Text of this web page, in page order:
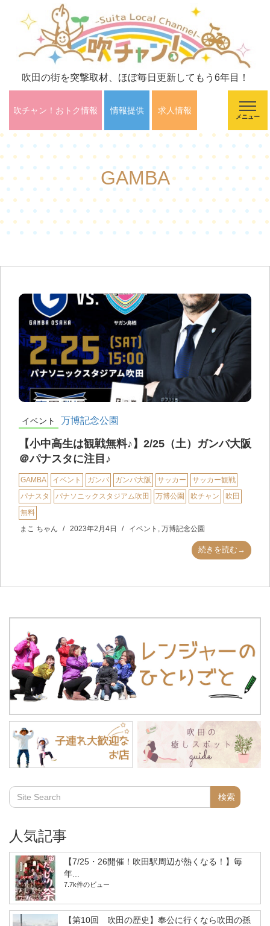
吹田の街を突撃取材、ほぼ毎日更新してもう6年目！
吹チャン！おトク情報 情報提供 求人情報
メニュー
GAMBA
イベント 万博記念公園
【小中高生は観戦無料♪】2/25（土）ガンバ大阪
＠パナスタに注目♪
GAMBA イベント ガンバ ガンバ大阪 サッカー
サッカー観戦
パナスタ
パナソニックスタジアム吹田 万博公園 吹チャン
吹田
無料
まこ ちゃん
2023年2月4日 イベント 万博記念公園
続きを読む→
人気記事
【7/25・26開催！吹田駅周辺が熱くなる！】毎
年...
7.7k件のビュー
【第10回 吹田の歴史】奉公に行くなら吹田の孫